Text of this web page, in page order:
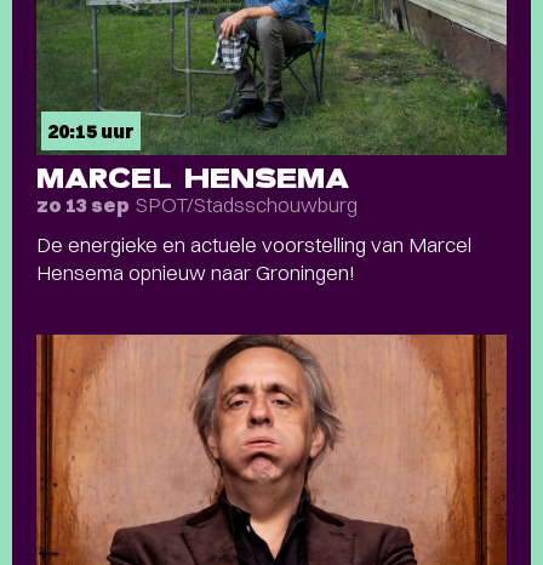
20:15 uur
MARCEL HENSEMA
zo 13 sep SPOT/Stadsschouwburg
De energieke en actuele voorstelling van Marcel
Hensema opnieuw naar Groningen!